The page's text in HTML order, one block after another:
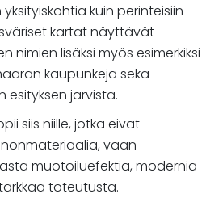
kuin perinteisiin
kartat näyttävät
nimien lisäksi myös esimerkiksi
kaupunkeja sekä
esityksen järvistä.
siis niille, jotka eivät
vaan
muotoiluefektiä, modernia
toteutusta.